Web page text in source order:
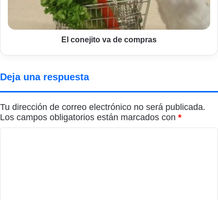
El conejito va de compras
Deja una respuesta
Tu dirección de correo electrónico no será publicada.
Los campos obligatorios están marcados con *